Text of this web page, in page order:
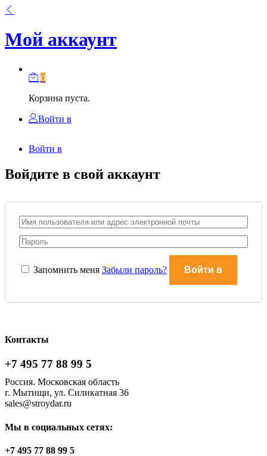
Мой аккаунт
0
Корзина пуста.
Войти в
Войти в
Войдите в свой аккаунт
Запомнить меня Забыли пароль? Войти в
Контакты
+7 495 77 88 99 5
Россия. Московская область
г. Мытищи, ул. Силикатная 36
sales@stroydar.ru
Мы в социальных сетях:
+7 495 77 88 99 5